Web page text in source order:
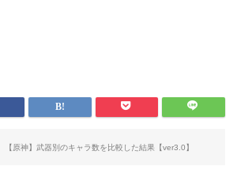
【原神】武器別のキャラ数を比較した結果【ver3.0】